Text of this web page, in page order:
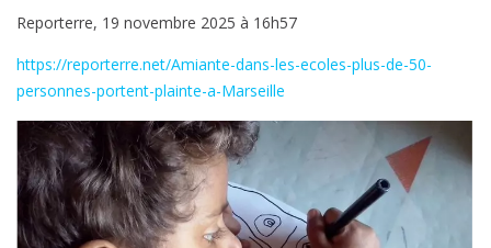
dans
plus
de
50
personnes
portent
Reporterre, 19 novembre 2025 à 16h57
https://reporterre.net/Amiante-dans-les-ecoles-plus-de-50-
personnes-portent-plainte-a-Marseille